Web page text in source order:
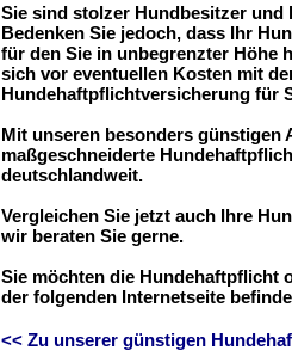
Sie sind stolzer Hundbesitzer und
Bedenken Sie jedoch, dass Ihr
für den Sie in unbegrenzter Höhe
sich vor eventuellen Kosten mit
Hundehaftpflichtversicherung für
Mit unseren besonders günstigen
maßgeschneiderte
deutschlandweit.
Vergleichen Sie jetzt auch Ihre
wir beraten Sie gerne.
Sie möchten die Hundehaftpflicht
der folgenden Internetseite
<< Zu unserer günstigen